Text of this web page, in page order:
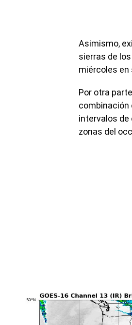
Asimismo,
sierras de
miércoles en
Por otra
combinación
intervalos de
zonas del